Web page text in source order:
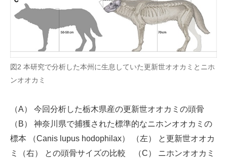
図2 本研究で分析した本州に生息していた更新世オオカミとニホ
ンオオカミ
（A） 今回分析した栃木県産の更新世オオカミの頭骨
（B） 神奈川県で捕獲された標準的なニホンオオカミの
標本 （Canis lupus hodophilax） （左） と更新世オオカ
ミ（右） との頭骨サイズの比較 （C） ニホンオオカミ